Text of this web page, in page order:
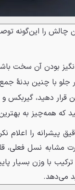
چالش را این‌گونه
بودن آن سخت
با چنین بدنهٔ
قرار دهید،
که همه‌چیز به
اسب بخار قدرت مشابه
با وزن بسیار
می‌دهد.